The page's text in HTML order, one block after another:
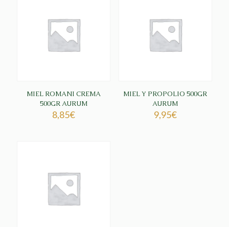
MIEL ROMANI CREMA
500GR AURUM
8,85€
MIEL Y PROPOLIO 500GR
AURUM
9,95€